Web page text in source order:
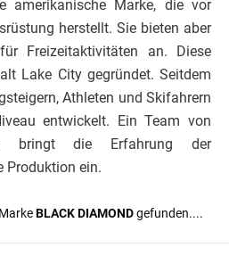
amerikanische Marke, die vor
herstellt. Sie bieten aber
Freizeitaktivitäten an. Diese
Lake City gegründet. Seitdem
Athleten und Skifahrern
entwickelt. Ein Team von
bringt die Erfahrung der
Produktion ein.
BLACK DIAMONDgefunden....